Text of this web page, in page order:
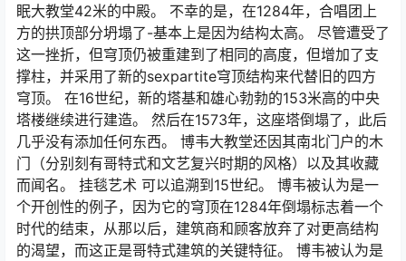
眠大教堂42米的中殿。 不幸的是，在1284年，合唱团上
方的拱顶部分坍塌了-基本上是因为结构太高。 尽管遭受了
这一挫折，但穹顶仍被重建到了相同的高度，但增加了支
撑柱，并采用了新的sexpartite穹顶结构来代替旧的四方
穹顶。 在16世纪，新的塔基和雄心勃勃的153米高的中央
塔楼继续进行建造。 然后在1573年，这座塔倒塌了，此后
几乎没有添加任何东西。 博韦大教堂还因其南北门户的木
门（分别刻有哥特式和文艺复兴时期的风格）以及其收藏
而闻名。 挂毯艺术 可以追溯到15世纪。 博韦被认为是一
个开创性的例子，因为它的穹顶在1284年倒塌标志着一个
时代的结束，从那以后，建筑商和顾客放弃了对更高结构
的渴望，而这正是哥特式建筑的关键特征。 博韦被认为是